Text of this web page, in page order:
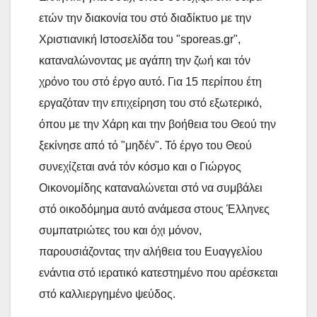
ετών την διακονία του στό διαδίκτυο με την
Χριστιανική Ιστοσελίδα του "sporeas.gr",
καταναλώνοντας με αγάπη την ζωή και τόν
χρόνο του στό έργο αυτό. Για 15 περίπου έτη
εργαζόταν την επιχείρηση του στό εξωτερικό,
όπου με την Χάρη και την βοήθεια του Θεού την
ξεκίνησε από τό "μηδέν". Τό έργο του Θεού
συνεχίζεται ανά τόν κόσμο και ο Γιώργος
Οικονομίδης καταναλώνεται στό να συμβάλει
στό οικοδόμημα αυτό ανάμεσα στους Έλληνες
συμπατριώτες του και όχι μόνον,
παρουσιάζοντας την αλήθεια του Ευαγγελίου
ενάντια στό ιερατικό κατεστημένο που αρέσκεται
στό καλλιεργημένο ψεύδος.